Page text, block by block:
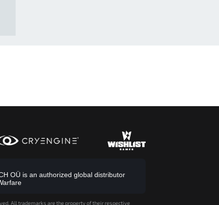
OÜ is an authorized global distributor
All trademarks are the property of their respective